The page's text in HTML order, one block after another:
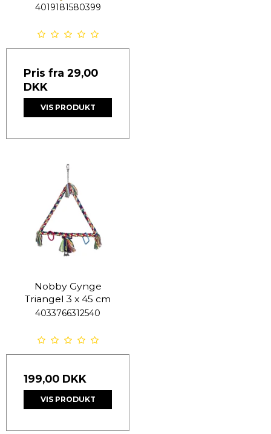
4019181580399
Pris fra 29,00
DKK
VIS PRODUKT
Nobby Gynge
Triangel 3 x 45 cm
4033766312540
199,00 DKK
VIS PRODUKT